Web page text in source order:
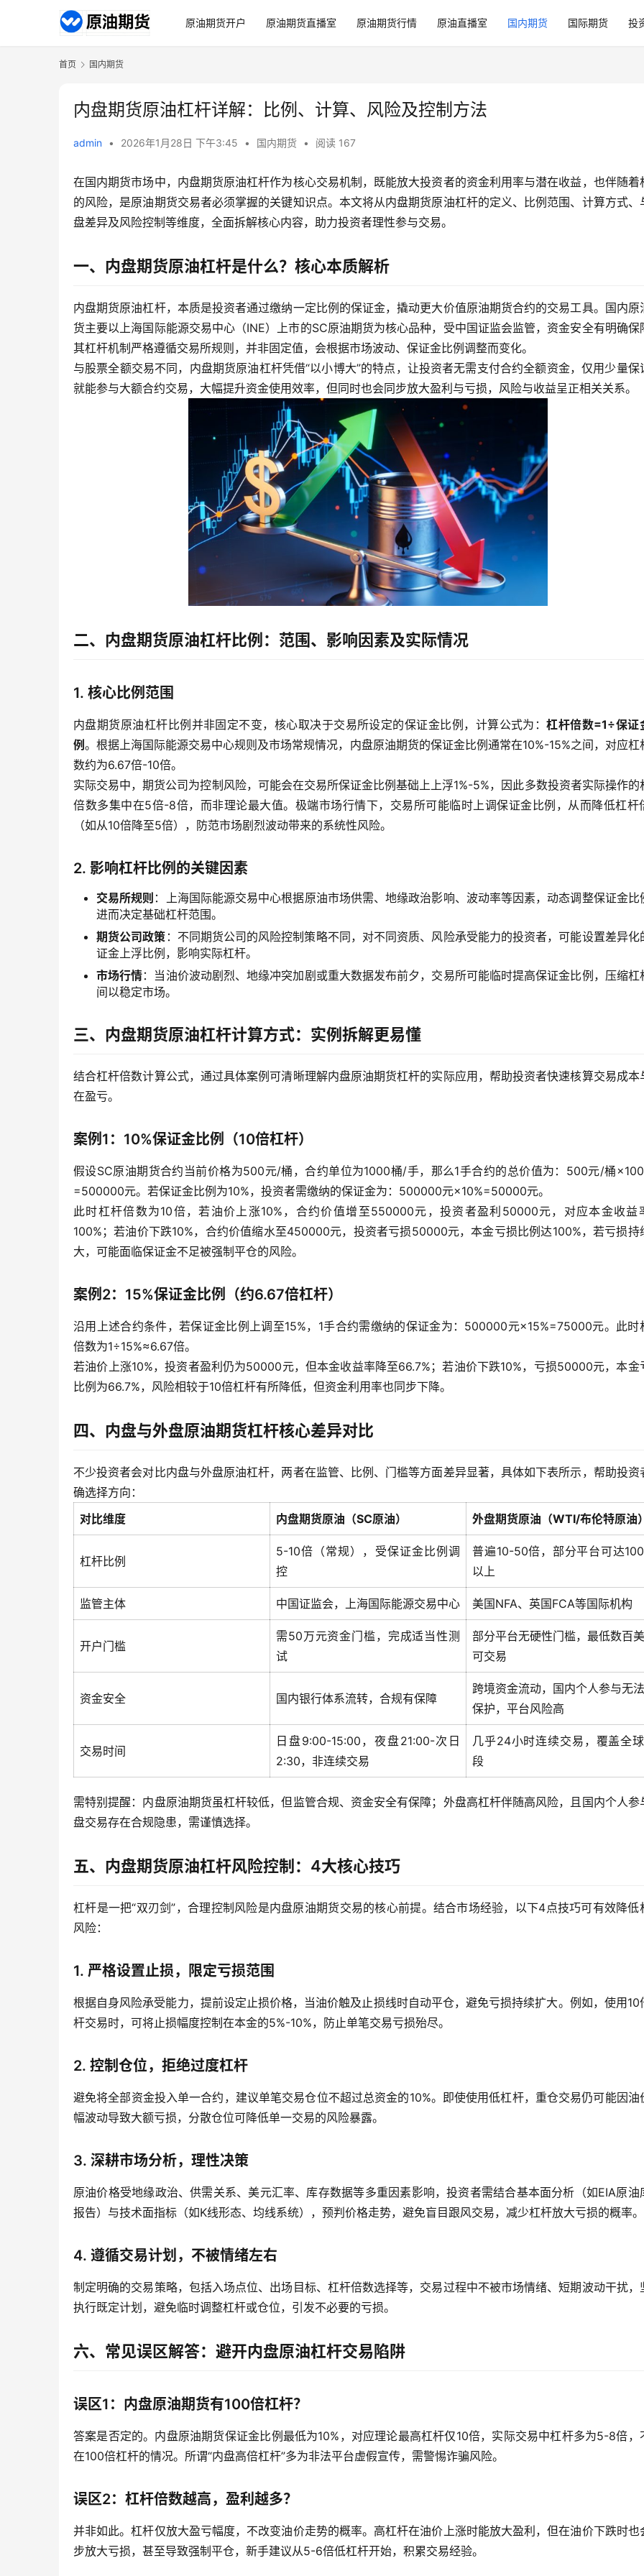
原油期货开户 原油期货直播室 原油期货行情 原油直播室 国内期货 国际期货 投
首页 国内期货
内盘期货原油杠杆详解：比例、计算、风险及控制方法
admin • 2026年1月28日 下午3:45 • 国内期货 • 阅读 167
在国内期货市场中，内盘期货原油杠杆作为核心交易机制，既能放大投资者的资金利用率与潜在收益，也伴随着
的风险，是原油期货交易者必须掌握的关键知识点。本文将从内盘期货原油杠杆的定义、比例范围、计算方式、
盘差异及风险控制等维度，全面拆解核心内容，助力投资者理性参与交易。
一、内盘期货原油杠杆是什么？核心本质解析
内盘期货原油杠杆，本质是投资者通过缴纳一定比例的保证金，撬动更大价值原油期货合约的交易工具。国内原
货主要以上海国际能源交易中心（INE）上市的SC原油期货为核心品种，受中国证监会监管，资金安全有明确保
其杠杆机制严格遵循交易所规则，并非固定值，会根据市场波动、保证金比例调整而变化。
与股票全额交易不同，内盘期货原油杠杆凭借“以小博大”的特点，让投资者无需支付合约全额资金，仅用少量保
就能参与大额合约交易，大幅提升资金使用效率，但同时也会同步放大盈利与亏损，风险与收益呈正相关关系。
二、内盘期货原油杠杆比例：范围、影响因素及实际情况
1. 核心比例范围
内盘期货原油杠杆比例并非固定不变，核心取决于交易所设定的保证金比例，计算公式为：杠杆倍数=1÷保证
例。根据上海国际能源交易中心规则及市场常规情况，内盘原油期货的保证金比例通常在10%-15%之间，对应杠
数约为6.67倍-10倍。
实际交易中，期货公司为控制风险，可能会在交易所保证金比例基础上上浮1%-5%，因此多数投资者实际操作的
倍数多集中在5倍-8倍，而非理论最大值。极端市场行情下，交易所可能临时上调保证金比例，从而降低杠杆
（如从10倍降至5倍），防范市场剧烈波动带来的系统性风险。
2. 影响杠杆比例的关键因素
交易所规则 ：上海国际能源交易中心根据原油市场供需、地缘政治影响、波动率等因素，动态调整保证金比
进而决定基础杠杆范围。
期货公司政策 ：不同期货公司的风险控制策略不同，对不同资质、风险承受能力的投资者，可能设置差异化
证金上浮比例，影响实际杠杆。
市场行情：当油价波动剧烈、地缘冲突加剧或重大数据发布前夕，交易所可能临时提高保证金比例，压缩杠
间以稳定市场。
三、内盘期货原油杠杆计算方式：实例拆解更易懂
结合杠杆倍数计算公式，通过具体案例可清晰理解内盘原油期货杠杆的实际应用，帮助投资者快速核算交易成本
在盈亏。
案例1：10%保证金比例（10倍杠杆）
假设SC原油期货合约当前价格为500元/桶，合约单位为1000桶/手，那么1手合约的总价值为：500元/桶
=500000元。若保证金比例为10%，投资者需缴纳的保证金为：500000元×10%=50000元。
此时杠杆倍数为10倍，若油价上涨10%，合约价值增至550000元，投资者盈利50000元，对应本金收益
100%；若油价下跌10%，合约价值缩水至450000元，投资者亏损50000元，本金亏损比例达100%，若亏损持
大，可能面临保证金不足被强制平仓的风险。
案例2：15%保证金比例（约6.67倍杠杆）
沿用上述合约条件，若保证金比例上调至15%，1手合约需缴纳的保证金为：500000元×15%=75000元。此时
倍数为1÷15%≈6.67倍。
若油价上涨10%，投资者盈利仍为50000元，但本金收益率降至66.7%；若油价下跌10%，亏损50000元，本金
比例为66.7%，风险相较于10倍杠杆有所降低，但资金利用率也同步下降。
四、内盘与外盘原油期货杠杆核心差异对比
不少投资者会对比内盘与外盘原油杠杆，两者在监管、比例、门槛等方面差异显著，具体如下表所示，帮助投资
确选择方向：
对比维度
内盘期货原油（SC原油） 外盘期货原油（WTI/布伦特原油）
杠杆比例
5-10倍（常规），受保证金比例调
控
普遍10-50倍，部分平台可达
以上
监管主体 中国证监会，上海国际能源交易中心 美国NFA、英国FCA等国际机构
开户门槛
需50万元资金门槛，完成适当性测
试
部分平台无硬性门槛，最低数百
可交易
资金安全 国内银行体系流转，合规有保障
跨境资金流动，国内个人参与无
保护，平台风险高
交易时间
日盘9:00-15:00，夜盘21:00-次日
2:30，非连续交易
几乎24小时连续交易，覆盖全
段
需特别提醒：内盘原油期货虽杠杆较低，但监管合规、资金安全有保障；外盘高杠杆伴随高风险，且国内个人参
盘交易存在合规隐患，需谨慎选择。
五、内盘期货原油杠杆风险控制：4大核心技巧
杠杆是一把“双刃剑”，合理控制风险是内盘原油期货交易的核心前提。结合市场经验，以下4点技巧可有效降低
风险：
1. 严格设置止损，限定亏损范围
根据自身风险承受能力，提前设定止损价格，当油价触及止损线时自动平仓，避免亏损持续扩大。例如，使用10
杆交易时，可将止损幅度控制在本金的5%-10%，防止单笔交易亏损殆尽。
2. 控制仓位，拒绝过度杠杆
避免将全部资金投入单一合约，建议单笔交易仓位不超过总资金的10%。即使使用低杠杆，重仓交易仍可能因油
幅波动导致大额亏损，分散仓位可降低单一交易的风险暴露。
3. 深耕市场分析，理性决策
原油价格受地缘政治、供需关系、美元汇率、库存数据等多重因素影响，投资者需结合基本面分析（如EIA原油
报告）与技术面指标（如K线形态、均线系统），预判价格走势，避免盲目跟风交易，减少杠杆放大亏损的概率。
4. 遵循交易计划，不被情绪左右
制定明确的交易策略，包括入场点位、出场目标、杠杆倍数选择等，交易过程中不被市场情绪、短期波动干扰，
执行既定计划，避免临时调整杠杆或仓位，引发不必要的亏损。
六、常见误区解答：避开内盘原油杠杆交易陷阱
误区1：内盘原油期货有100倍杠杆？
答案是否定的。内盘原油期货保证金比例最低为10%，对应理论最高杠杆仅10倍，实际交易中杠杆多为5-8倍，
在100倍杠杆的情况。所谓“内盘高倍杠杆”多为非法平台虚假宣传，需警惕诈骗风险。
误区2：杠杆倍数越高，盈利越多？
并非如此。杠杆仅放大盈亏幅度，不改变油价走势的概率。高杠杆在油价上涨时能放大盈利，但在油价下跌时也
步放大亏损，甚至导致强制平仓，新手建议从5-6倍低杠杆开始，积累交易经验。